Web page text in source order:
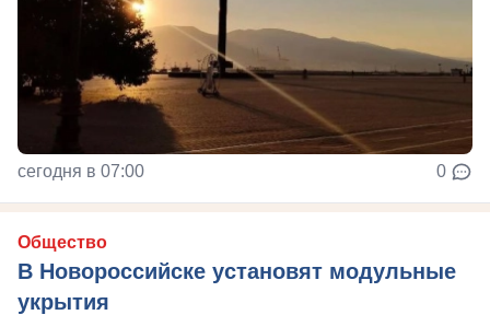
сегодня в 07:00 0
Общество
В Новороссийске установят модульные
укрытия